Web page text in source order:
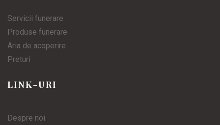
Servicii funerare
Produse funerare
Aria de acoperire
Preturi
LINK-URI
Despre noi